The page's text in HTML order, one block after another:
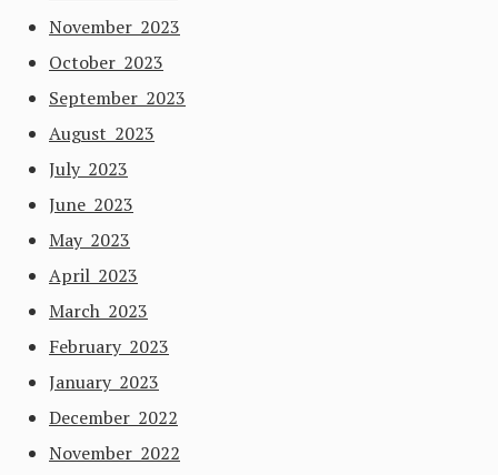
November 2023
October 2023
September 2023
August 2023
July 2023
June 2023
May 2023
April 2023
March 2023
February 2023
January 2023
December 2022
November 2022